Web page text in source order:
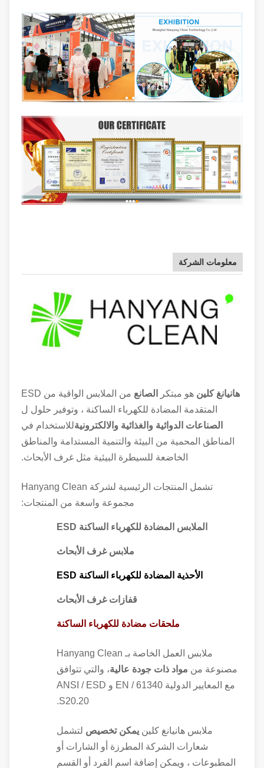
معلومات الشركة
هانيانغ كلين هو مبتكرالصانع
من الملابس الواقية من ESD
المتقدمة المضادة للكهرباء الساكنة ، وتوفير حلول ل
الصناعات الدوائية والغذائية والالكترونيةللاستخدام في
المناطق المحمية من البيئة والتنمية المستدامة والمناطق
الخاضعة للسيطرة البيئية مثل غرف الأبحاث.
تشمل المنتجات الرئيسية لشركة Hanyang Clean
مجموعة واسعة من المنتجات:
الملابس المضادة للكهرباء الساكنة ESD
ملابس غرف الأبحاث
الأحذية المضادة للكهرباء الساكنة ESD
قفازات غرف الأبحاث
ملحقات مضادة للكهرباء الساكنة
ملابس العمل الخاصة بـ Hanyang Clean
مصنوعة منمواد ذات جودة عالية ، والتي تتوافق
مع المعايير الدولية EN / 61340 و ANSI / ESD
S20.20.
ملابس هانيانغ كلين يمكن تخصيصلتشمل
شعارات الشركة المطرزة أو الشارات أو
المطبوعات ، ويمكن إضافة اسم الفرد أو القسم